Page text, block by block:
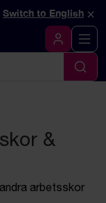
Switch to English ×
Logga in
Sök
&
arbetsskor